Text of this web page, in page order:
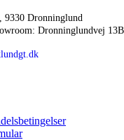
9330 Dronninglund
Dronninglundvej